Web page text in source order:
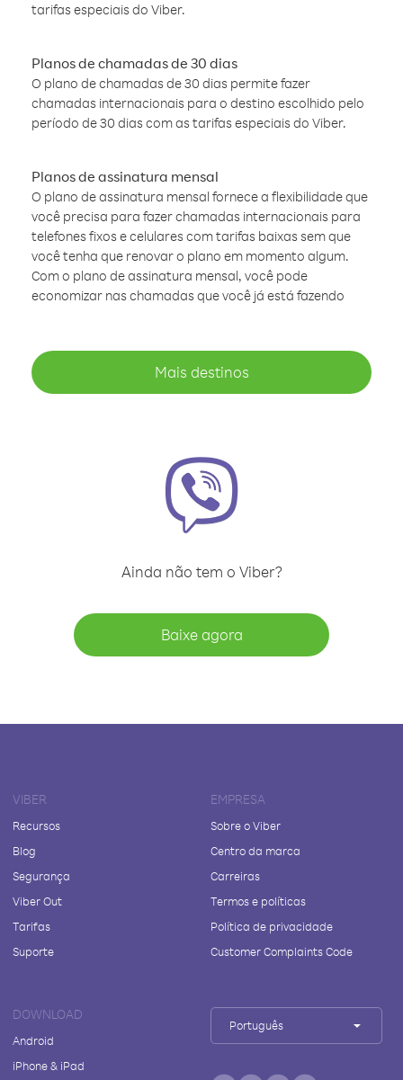
tarifas especiais do Viber.
Planos de chamadas de 30 dias
O plano de chamadas de 30 dias permite fazer
chamadas internacionais para o destino escolhido pelo
período de 30 dias com as tarifas especiais do Viber.
Planos de assinatura mensal
O plano de assinatura mensal fornece a flexibilidade que
você precisa para fazer chamadas internacionais para
telefones fixos e celulares com tarifas baixas sem que
você tenha que renovar o plano em momento algum.
Com o plano de assinatura mensal, você pode
economizar nas chamadas que você já está fazendo
Mais destinos
Ainda não tem o Viber?
Baixe agora
VIBER
Recursos
Blog
Segurança
Viber Out
Tarifas
Suporte
EMPRESA
Sobre o Viber
Centro da marca
Carreiras
Termos e políticas
Política de privacidade
Customer Complaints Code
DOWNLOAD
Android
iPhone & iPad
Português